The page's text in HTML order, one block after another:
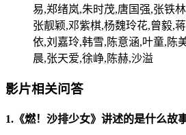
易,郑绪岚,朱时茂,唐国强,张铁
张靓颖,邓紫棋,杨魏玲花,曾毅,
依,刘嘉玲,韩雪,陈意涵,叶童,陈
晨,张天爱,徐峥,陈赫,沙溢
影片相关问答
1.《燃！沙排少女》讲述的是什么故事